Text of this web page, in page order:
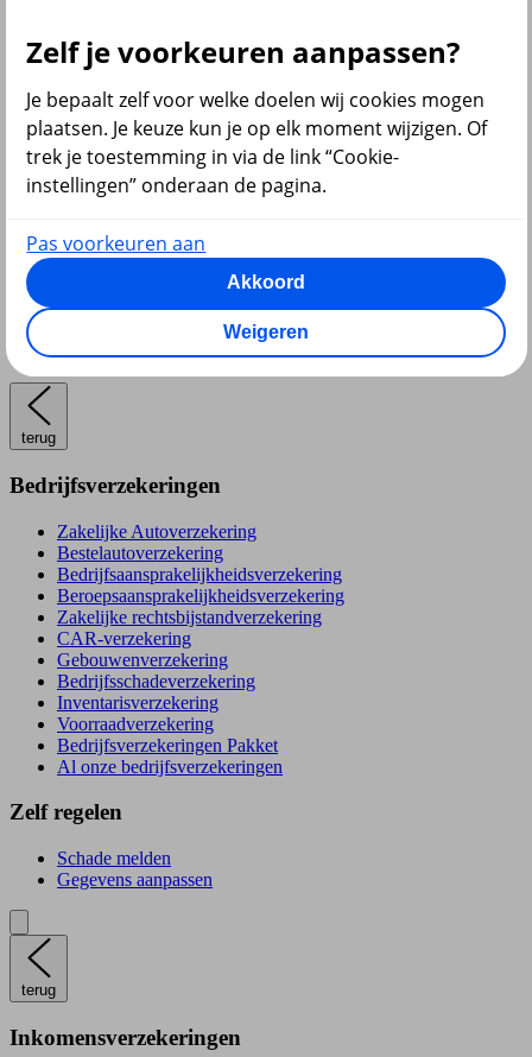
VvE en Vastgoed
terug
Bedrijfsverzekeringen
Zakelijke Autoverzekering
Bestelautoverzekering
Bedrijfsaansprakelijkheidsverzekering
Beroepsaansprakelijkheidsverzekering
Zakelijke rechtsbijstandverzekering
CAR-verzekering
Gebouwenverzekering
Bedrijfsschadeverzekering
Inventarisverzekering
Voorraadverzekering
Bedrijfsverzekeringen Pakket
Al onze bedrijfsverzekeringen
Zelf regelen
Schade melden
Gegevens aanpassen
terug
Inkomensverzekeringen
Zelf je voorkeuren aanpassen?
Je bepaalt zelf voor welke doelen wij cookies mogen
plaatsen. Je keuze kun je op elk moment wijzigen. Of
trek je toestemming in via de link “Cookie-
instellingen” onderaan de pagina.
Pas voorkeuren aan
Akkoord
Weigeren